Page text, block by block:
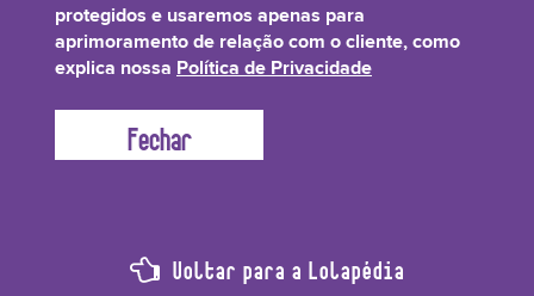
Óleo essencial da casca do limão siciliano, que deixa seu produto com um
cheirinho delicioso!
Voltar para a Lolapédia
protegidos e usaremos apenas para
aprimoramento de relação com o cliente, como
explica nossa Política de Privacidade